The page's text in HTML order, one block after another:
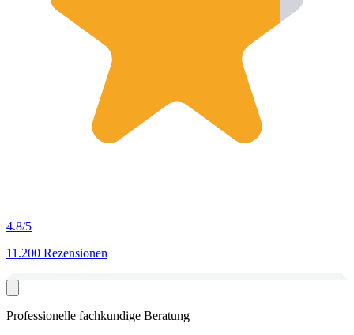
4.8/5
11.200 Rezensionen
Professionelle fachkundige Beratung